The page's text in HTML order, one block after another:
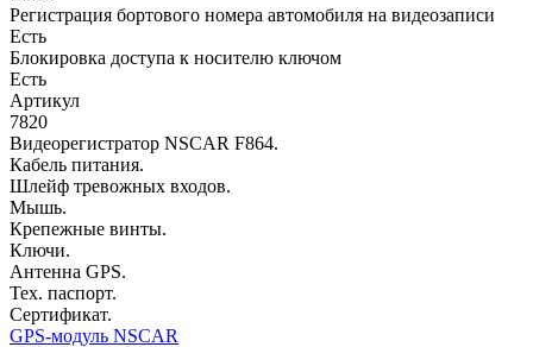
Регистрация бортового номера автомобиля на видеозаписи
Есть
Блокировка доступа к носителю ключом
Есть
Артикул
7820
Видеорегистратор NSCAR F864.
Кабель питания.
Шлейф тревожных входов.
Мышь.
Крепежные винты.
Ключи.
Антенна GPS.
Тех. паспорт.
Сертификат.
GPS-модуль NSCAR